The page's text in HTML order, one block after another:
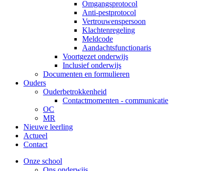
Omgangsprotocol
Anti-pestprotocol
Vertrouwenspersoon
Klachtenregeling
Meldcode
Aandachtsfunctionaris
Voortgezet onderwijs
Inclusief onderwijs
Documenten en formulieren
Ouders
Ouderbetrokkenheid
Contactmomenten - communicatie
OC
MR
Nieuwe leerling
Actueel
Contact
Onze school